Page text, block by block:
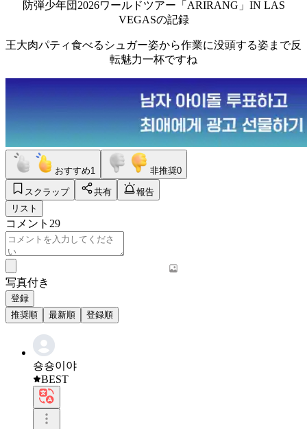
防弾少年団2026ワールドツアー「ARIRANG」IN LAS
VEGASの記録
王大肉パティ食べるシュガー姿から作業に没頭する姿まで反
転魅力一杯ですね
おすすめ1 非推奨0
スクラップ 共有
報告
リスト
コメント 29
写真付き
登録
推奨順
最新順 登録順
숑숑이야
BEST